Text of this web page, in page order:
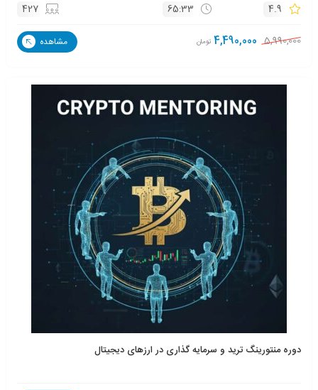
4.9
65:33
427
5,990,000
4,490,000 تومان مشاهده
دوره منتورینگ ترید و سرمایه گذاری در ارزهای دیجیتال